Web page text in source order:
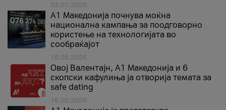
03.07.2026
A1 Македонија почнува моќна
национална кампања за поодговорно
користење на технологијата во
сообраќајот
18.05.2026
Овој Валентајн, A1 Македонија и 6
скопски кафулиња ја отворија темата за
safe dating
16.02.2026